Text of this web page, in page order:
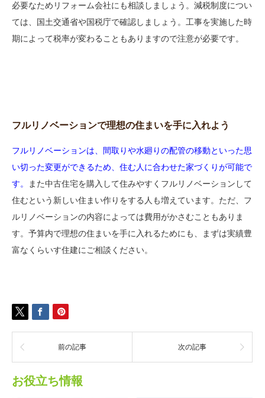
必要なためリフォーム会社にも相談しましょう。減税制度につい
ては、国土交通省や国税庁で確認しましょう。工事を実施した時
期によって税率が変わることもありますので注意が必要です。
フルリノベーションで理想の住まいを手に入れよう
フルリノベーションは、間取りや水廻りの配管の移動といった思
い切った変更ができるため、住む人に合わせた家づくりが可能で
す。
また中古住宅を購入して住みやすくフルリノベーションして
住むという新しい住まい作りをする人も増えています。ただ、フ
ルリノベーションの内容によっては費用がかさむこともありま
す。予算内で理想の住まいを手に入れるためにも、まずは実績豊
富なくらいす住建にご相談ください。
前の記事 次の記事
お役立ち情報